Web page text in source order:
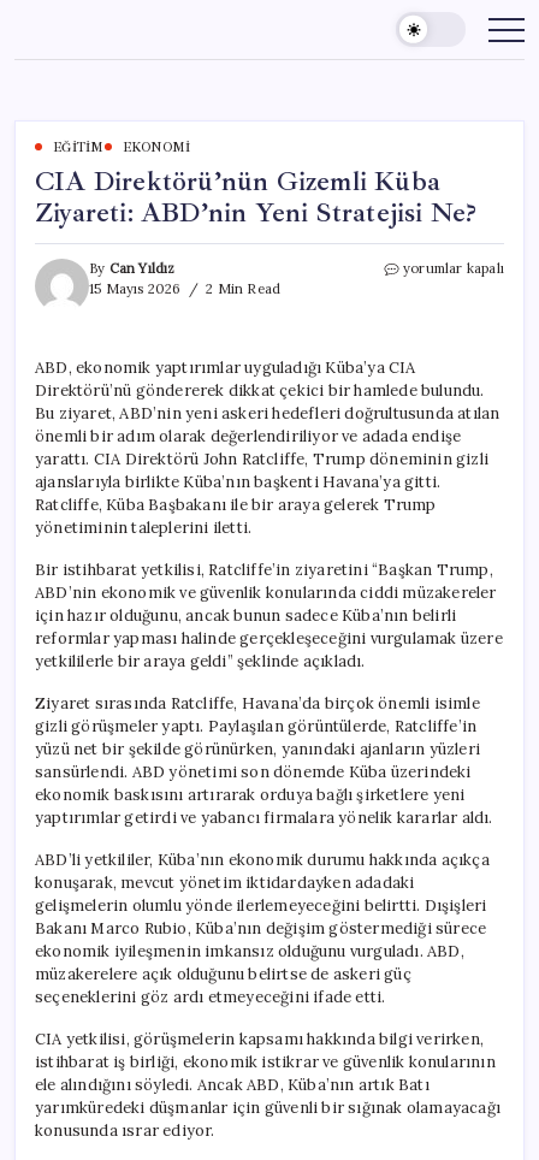
content
EĞITIM EKONOMI
CIA Direktörü’nün Gizemli Küba
Ziyareti: ABD’nin Yeni Stratejisi Ne?
By Can Yıldız
15 Mayıs 2026
2 Min Read
CIA
ABD’nin
Yeni
Stratejisi
Ne?
için
yorumlar kapalı
ABD, ekonomik yaptırımlar uyguladığı Küba’ya CIA
Direktörü’nü göndererek dikkat çekici bir hamlede bulundu.
Bu ziyaret, ABD’nin yeni askeri hedefleri doğrultusunda atılan
önemli bir adım olarak değerlendiriliyor ve adada endişe
yarattı. CIA Direktörü John Ratcliffe, Trump döneminin gizli
ajanslarıyla birlikte Küba’nın başkenti Havana’ya gitti.
Ratcliffe, Küba Başbakanı ile bir araya gelerek Trump
yönetiminin taleplerini iletti.
Bir istihbarat yetkilisi, Ratcliffe’in ziyaretini “Başkan Trump,
ABD’nin ekonomik ve güvenlik konularında ciddi müzakereler
için hazır olduğunu, ancak bunun sadece Küba’nın belirli
reformlar yapması halinde gerçekleşeceğini vurgulamak üzere
yetkililerle bir araya geldi” şeklinde açıkladı.
Ziyaret sırasında Ratcliffe, Havana’da birçok önemli isimle
gizli görüşmeler yaptı. Paylaşılan görüntülerde, Ratcliffe’in
yüzü net bir şekilde görünürken, yanındaki ajanların yüzleri
sansürlendi. ABD yönetimi son dönemde Küba üzerindeki
ekonomik baskısını artırarak orduya bağlı şirketlere yeni
yaptırımlar getirdi ve yabancı firmalara yönelik kararlar aldı.
ABD’li yetkililer, Küba’nın ekonomik durumu hakkında açıkça
konuşarak, mevcut yönetim iktidardayken adadaki
gelişmelerin olumlu yönde ilerlemeyeceğini belirtti. Dışişleri
Bakanı Marco Rubio, Küba’nın değişim göstermediği sürece
ekonomik iyileşmenin imkansız olduğunu vurguladı. ABD,
müzakerelere açık olduğunu belirtse de askeri güç
seçeneklerini göz ardı etmeyeceğini ifade etti.
CIA yetkilisi, görüşmelerin kapsamı hakkında bilgi verirken,
istihbarat iş birliği, ekonomik istikrar ve güvenlik konularının
ele alındığını söyledi. Ancak ABD, Küba’nın artık Batı
yarımküredeki düşmanlar için güvenli bir sığınak olamayacağı
konusunda ısrar ediyor.